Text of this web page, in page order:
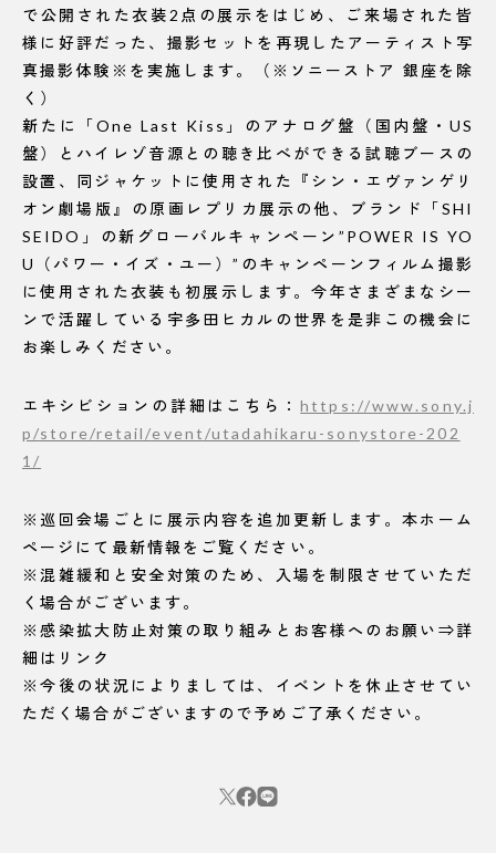
で公開された衣装2点の展示をはじめ、ご来場された皆
様に好評だった、撮影セットを再現したアーティスト写
真撮影体験※を実施します。（※ソニーストア 銀座を除
く）
新たに「One Last Kiss」のアナログ盤（国内盤・US
盤）とハイレゾ音源との聴き比べができる試聴ブースの
設置、同ジャケットに使用された『シン・エヴァンゲリ
オン劇場版』の原画レプリカ展示の他、ブランド「SHI
SEIDO」の新グローバルキャンペーン”POWER IS YO
U（パワー・イズ・ユー）”のキャンペーンフィルム撮影
に使用された衣装も初展示します。今年さまざまなシー
ンで活躍している宇多田ヒカルの世界を是非この機会に
お楽しみください。
エキシビションの詳細はこちら：https://www.sony.j
p/store/retail/event/utadahikaru-sonystore-202
1/
※巡回会場ごとに展示内容を追加更新します。本ホーム
ページにて最新情報をご覧ください。
※混雑緩和と安全対策のため、入場を制限させていただ
く場合がございます。
※感染拡大防止対策の取り組みとお客様へのお願い⇒詳
細はリンク
※今後の状況によりましては、イベントを休止させてい
ただく場合がございますので予めご了承ください。